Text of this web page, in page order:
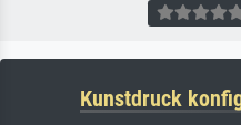
Kunstdruck